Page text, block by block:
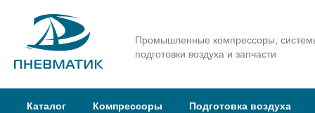
Промышленные компрессоры,
подготовки воздуха и запчасти
Каталог Компрессоры Подготовка воздуха